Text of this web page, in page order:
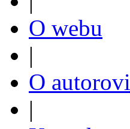
O webu
|
O autorovi
|